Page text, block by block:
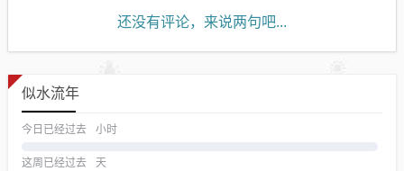
还没有评论，来说两句吧...
似水流年
今日已经过去 小时
这周已经过去 天